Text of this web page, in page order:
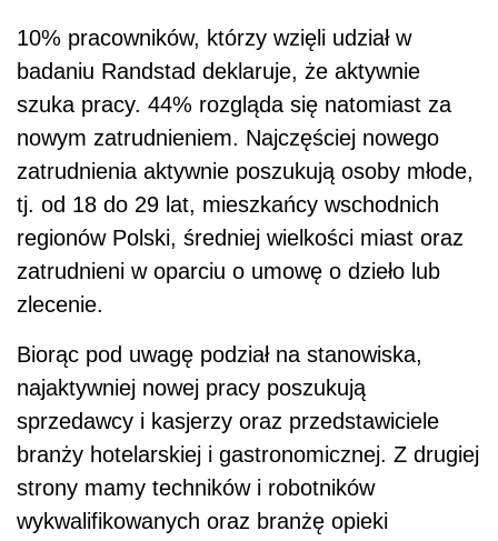
10% pracowników, którzy wzięli udział w
badaniu Randstad deklaruje, że aktywnie
szuka pracy. 44% rozgląda się natomiast za
nowym zatrudnieniem. Najczęściej nowego
zatrudnienia aktywnie poszukują osoby młode,
tj. od 18 do 29 lat, mieszkańcy wschodnich
regionów Polski, średniej wielkości miast oraz
zatrudnieni w oparciu o umowę o dzieło lub
zlecenie.
Biorąc pod uwagę podział na stanowiska,
najaktywniej nowej pracy poszukują
sprzedawcy i kasjerzy oraz przedstawiciele
branży hotelarskiej i gastronomicznej. Z drugiej
strony mamy techników i robotników
wykwalifikowanych oraz branżę opieki